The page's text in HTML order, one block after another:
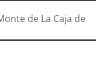
de La Caja de